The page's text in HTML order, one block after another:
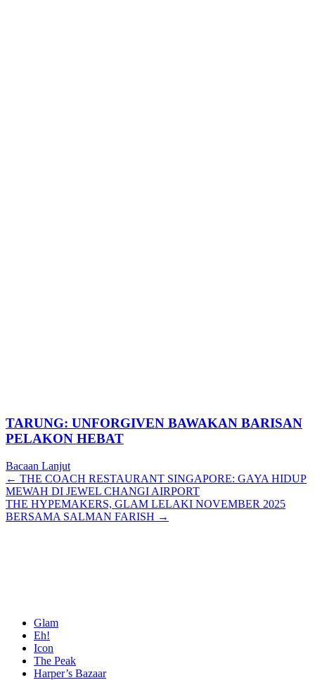
TARUNG: UNFORGIVEN BAWAKAN BARISAN
PELAKON HEBAT
Bacaan Lanjut
Posts
navigation
← THE COACH RESTAURANT SINGAPORE: GAYA HIDUP
MEWAH DI JEWEL CHANGI AIRPORT
THE HYPEMAKERS, GLAM LELAKI NOVEMBER 2025
BERSAMA SALMAN FARISH →
Glam
Eh!
Icon
The Peak
Harper’s Bazaar